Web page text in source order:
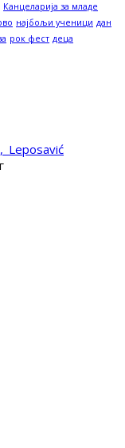
Канцеларија за младе
најбољи ученици дан
рок фест деца